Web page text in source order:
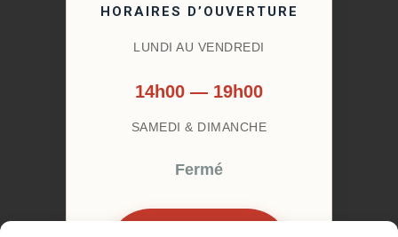
HORAIRES D’OUVERTURE
LUNDI AU VENDREDI
14h00 — 19h00
SAMEDI & DIMANCHE
Fermé